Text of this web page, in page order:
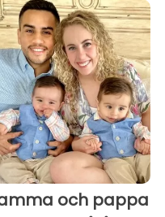
och pappa